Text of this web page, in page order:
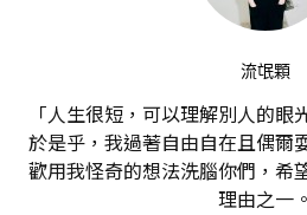
流氓顆
「人生很短，可以理解別人的眼
於是乎，我過著自由自在且偶爾
歡用我怪奇的想法洗腦你們，希
理由之一。